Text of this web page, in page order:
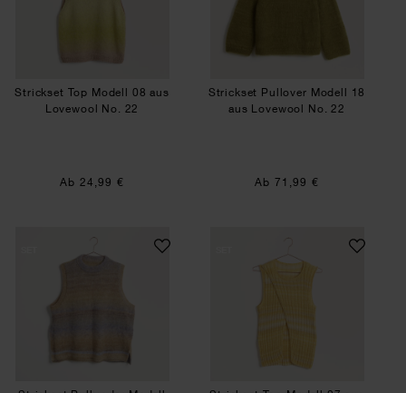
Strickset Top Modell 08 aus
Lovewool No. 22
Ab 24,99 €
Strickset Pullover Modell 18
aus Lovewool No. 22
Ab 71,99 €
Strickset Pullunder Modell 15 aus Lovewool No.
Strickset Top